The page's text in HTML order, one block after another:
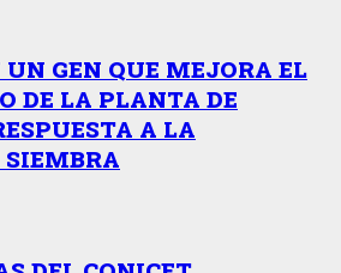
GEN QUE MEJORA EL
DE LA PLANTA DE
A LA
SIEMBRA